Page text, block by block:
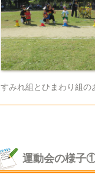
すみれ組とひまわり組
運動会の様子